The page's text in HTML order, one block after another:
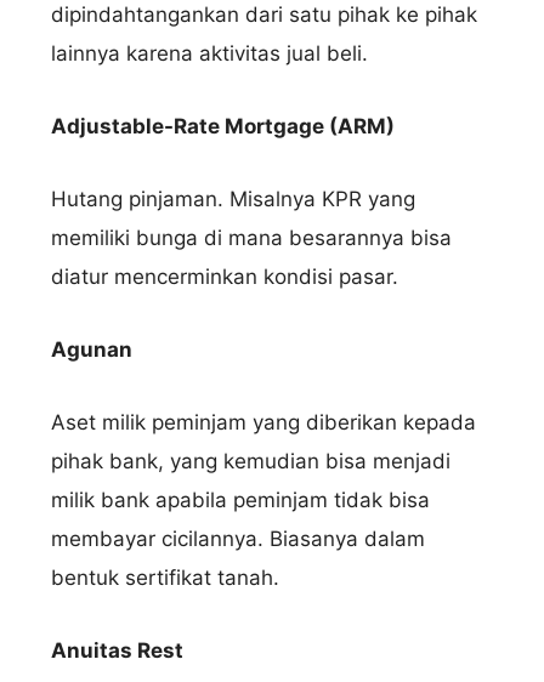
dipindahtangankan dari satu pihak ke pihak
lainnya karena aktivitas jual beli.
Adjustable-Rate Mortgage (ARM)
Hutang pinjaman. Misalnya KPR yang
memiliki bunga di mana besarannya bisa
diatur mencerminkan kondisi pasar.
Agunan
Aset milik peminjam yang diberikan kepada
pihak bank, yang kemudian bisa menjadi
milik bank apabila peminjam tidak bisa
membayar cicilannya. Biasanya dalam
bentuk sertifikat tanah.
Anuitas Rest